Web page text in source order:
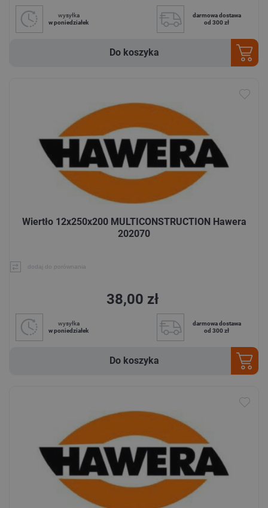
wysyłka
w poniedziałek
darmowa dostawa
od 300 zł
Do koszyka
Wiertło 12x250x200 MULTICONSTRUCTION Hawera
202070
dodaj do porównania
38,00 zł
wysyłka
w poniedziałek
darmowa dostawa
od 300 zł
Do koszyka